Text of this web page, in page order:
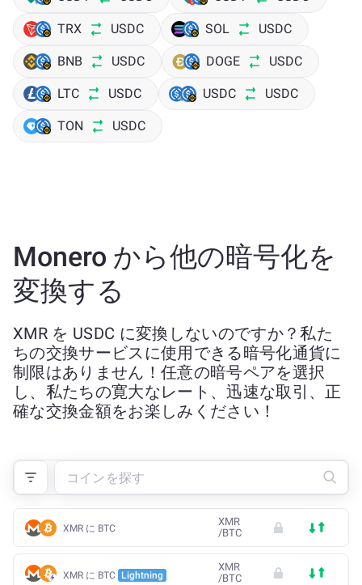
TRX USDC SOL USDC
BNB USDC DOGE USDC
LTC USDC USDC USDC
TON USDC
Monero から他の暗号化を
変換する
XMR を USDC に変換しないのですか？私た
ちの交換サービスに使用できる暗号化通貨に
制限はありません！任意の暗号ペアを選択
し、私たちの寛大なレート、迅速な取引、正
確な交換金額をお楽しみください！
XMR に BTC
XMR
/BTC
XMR に BTC Lightning
XMR
/BTC